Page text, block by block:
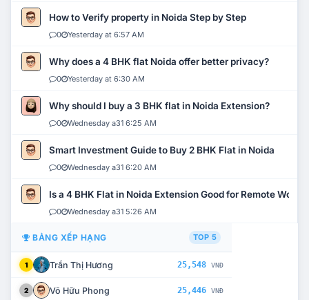
How to Verify property in Noida Step by Step
0 Yesterday at 6:57 AM
Why does a 4 BHK flat Noida offer better privacy?
0 Yesterday at 6:30 AM
Why should I buy a 3 BHK flat in Noida Extension?
0 Wednesday a31 6:25 AM
Smart Investment Guide to Buy 2 BHK Flat in Noida
0 Wednesday a31 6:20 AM
Is a 4 BHK Flat in Noida Extension Good for Remote Work?
0 Wednesday a31 5:26 AM
BẢNG XẾP HẠNG TOP 5
1 Trần Thị Hương 25,548 VNĐ
2 Võ Hữu Phong 25,446 VNĐ